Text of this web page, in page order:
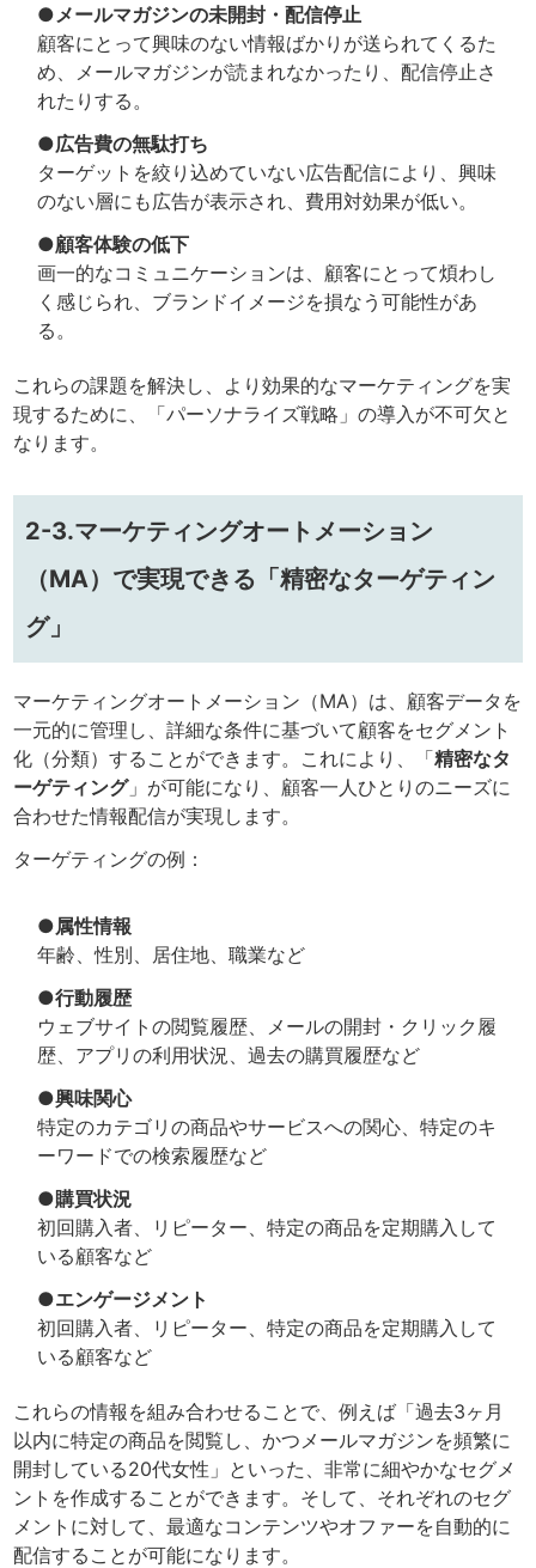
●メールマガジンの未開封・配信停止
顧客にとって興味のない情報ばかりが送られてくるた
め、メールマガジンが読まれなかったり、配信停止さ
れたりする。
●広告費の無駄打ち
ターゲットを絞り込めていない広告配信により、興味
のない層にも広告が表示され、費用対効果が低い。
●顧客体験の低下
画一的なコミュニケーションは、顧客にとって煩わし
く感じられ、ブランドイメージを損なう可能性があ
る。
これらの課題を解決し、より効果的なマーケティングを実
現するために、「パーソナライズ戦略」の導入が不可欠と
なります。
2-3.マーケティングオートメーション
（MA）で実現できる「精密なターゲティン
グ」
マーケティングオートメーション（MA）は、顧客データを
一元的に管理し、詳細な条件に基づいて顧客をセグメント
化（分類）することができます。これにより、「精密なタ
ーゲティング」が可能になり、顧客一人ひとりのニーズに
合わせた情報配信が実現します。
ターゲティングの例：
●属性情報
年齢、性別、居住地、職業など
●行動履歴
ウェブサイトの閲覧履歴、メールの開封・クリック履
歴、アプリの利用状況、過去の購買履歴など
●興味関心
特定のカテゴリの商品やサービスへの関心、特定のキ
ーワードでの検索履歴など
●購買状況
初回購入者、リピーター、特定の商品を定期購入して
いる顧客など
●エンゲージメント
初回購入者、リピーター、特定の商品を定期購入して
いる顧客など
これらの情報を組み合わせることで、例えば「過去3ヶ月
以内に特定の商品を閲覧し、かつメールマガジンを頻繁に
開封している20代女性」といった、非常に細やかなセグメ
ントを作成することができます。そして、それぞれのセグ
メントに対して、最適なコンテンツやオファーを自動的に
配信することが可能になります。